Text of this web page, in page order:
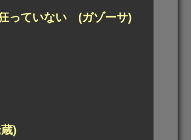
っていない (ガゾーサ)
)